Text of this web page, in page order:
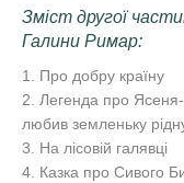
Зміст другої
Галини Римар:
1. Про добру країну
2. Легенда про
любив земленьку
3. На лісовій галявці
4. Казка про Сивого